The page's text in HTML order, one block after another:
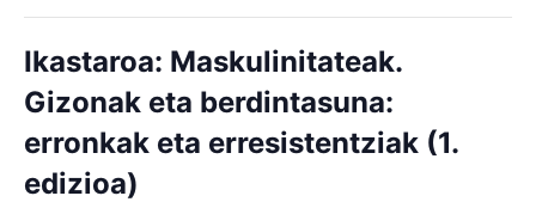
Ikastaroa: Maskulinitateak.
Gizonak eta berdintasuna:
erronkak eta erresistentziak (1.
edizioa)